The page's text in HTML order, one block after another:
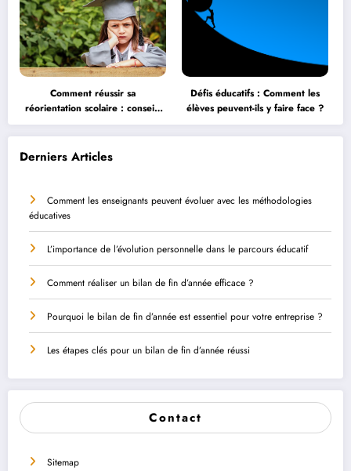
Comment réussir sa
réorientation scolaire : conseils
et astuces
Défis éducatifs : Comment les
élèves peuvent-ils y faire face ?
Derniers Articles
Comment les enseignants peuvent évoluer avec les méthodologies
éducatives
L’importance de l’évolution personnelle dans le parcours éducatif
Comment réaliser un bilan de fin d’année efficace ?
Pourquoi le bilan de fin d’année est essentiel pour votre entreprise ?
Les étapes clés pour un bilan de fin d’année réussi
Contact
Sitemap